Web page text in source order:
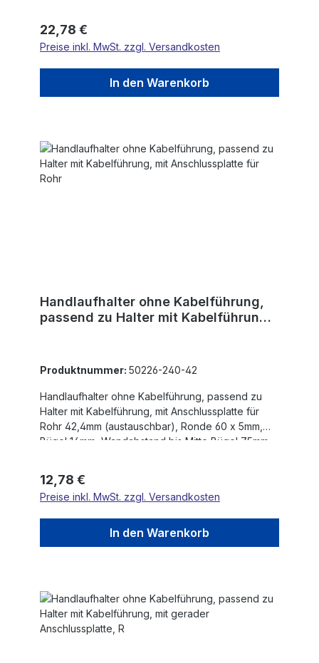
Regulärer Preis:
22,78 €
Preise inkl. MwSt. zzgl. Versandkosten
In den Warenkorb
Handlaufhalter ohne Kabelführung,
passend zu Halter mit Kabelführung,
Produktnummer: 50226-240-42
Handlaufhalter ohne Kabelführung, passend zu
Halter mit Kabelführung, mit Anschlussplatte für
Rohr 42,4mm (austauschbar), Ronde 60 x 5mm,
Bügel 14mm, Wandabstand bis Mitte Bügel 75mm,
Regulärer Preis:
12,78 €
Preise inkl. MwSt. zzgl. Versandkosten
In den Warenkorb